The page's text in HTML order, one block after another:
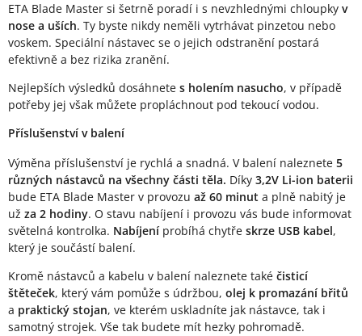
ETA Blade Master si šetrně poradí i s nevzhlednými chloupky v
nose a uších. Ty byste nikdy neměli vytrhávat pinzetou nebo
voskem. Speciální nástavec se o jejich odstranění postará
efektivně a bez rizika zranění.
Nejlepších výsledků dosáhnete s holením nasucho, v případě
potřeby jej však můžete propláchnout pod tekoucí vodou.
Příslušenství v balení
Výměna příslušenství je rychlá a snadná. V balení naleznete 5
různých nástavců na všechny části těla. Díky 3,2V Li-ion baterii
bude ETA Blade Master v provozu až 60 minut a plně nabitý je
už za 2 hodiny. O stavu nabíjení i provozu vás bude informovat
světelná kontrolka. Nabíjení probíhá chytře skrze USB kabel,
který je součástí balení.
Kromě nástavců a kabelu v balení naleznete také čisticí
štěteček, který vám pomůže s údržbou, olej k promazání břitů
a praktický stojan, ve kterém uskladníte jak nástavce, tak i
samotný strojek. Vše tak budete mít hezky pohromadě.